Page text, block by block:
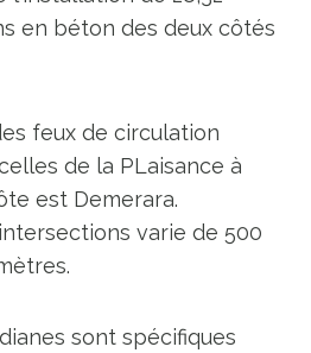
en béton des deux côtés
feux de circulation
de la PLaisance à
est Demerara.
varie de 500
sont spécifiques